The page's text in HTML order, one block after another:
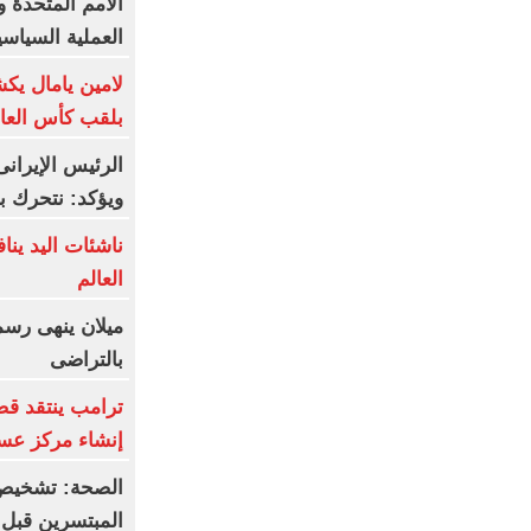
العملية
لامين يامال
بلقب كأس
الرئيس
ويؤكد: نتحرك
ناشئات اليد
العالم
ميلان ينهى
بالتراضى
ترامب ينتقد
إنشاء مركز
الصحة:
المبتسرين